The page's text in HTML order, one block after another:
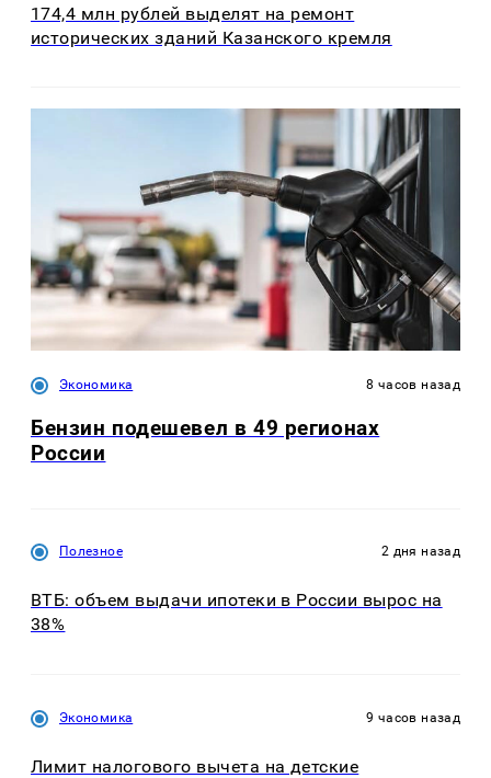
174,4 млн рублей выделят на ремонт
исторических зданий Казанского кремля
Экономика 8 часов назад
Бензин подешевел в 49 регионах
России
Полезное 2 дня назад
ВТБ: объем выдачи ипотеки в России вырос на
38%
Экономика 9 часов назад
Лимит налогового вычета на детские